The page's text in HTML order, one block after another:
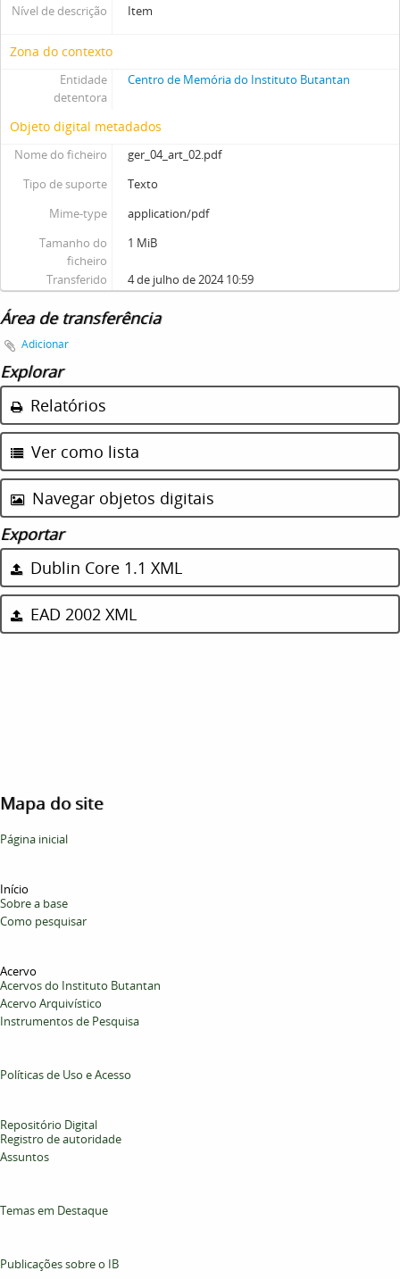
Nível de descrição
Item
Zona do contexto
Entidade
detentora
Centro de Memória do Instituto Butantan
Objeto digital metadados
Nome do ficheiro
ger_04_art_02.pdf
Tipo de suporte
Texto
Mime-type
application/pdf
Tamanho do
ficheiro
1 MiB
Transferido 4 de julho de 2024 10:59
Área de transferência
Adicionar
Explorar
Relatórios
Ver como lista
Navegar objetos digitais
Exportar
Dublin Core 1.1 XML
EAD 2002 XML
Mapa do site
Página inicial
Início
Sobre a base
Como pesquisar
Acervo
Acervos do Instituto Butantan
Acervo Arquivístico
Instrumentos de Pesquisa
Políticas de Uso e Acesso
Repositório Digital
Registro de autoridade
Assuntos
Temas em Destaque
Publicações sobre o IB